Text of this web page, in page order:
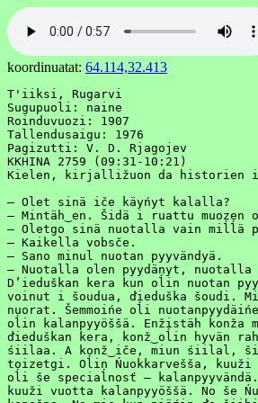
koordinuatat: 64.114,32.413
T'iiksi, Rugarvi
Sugupuoli: naine
Roinduvuozi: 1907
Tallendusaigu: 1976
Pagizutti: V. D. Rjagojev
KKHINA 2759 (09:31-10:21)
Kielen, kirjalližuon da historien
– Olet sinä iče käyńyt kalalla?
– Mintäh‿en. Šidä i ruattu muozen
– Oletgo sinä nuotalla vain miĺĺä
– Kaikella vobsče.
– Sano minul nuotan pyyvändyä.
– Nuotalla olen pyydänyt, nuotalla
D’ieduškan kera kun oĺin nuotan
voinut i šoudua, ďieduška šoudi.
nuorat. Šemmoińe oĺi
oĺin kalanpyyöššä. Enžistäh konža
ďieduškan kera, konž‿oĺin hyvän
śiilaa. A konž‿iče, miun śiilal,
toizetgi. Oĺin Ńuokkarvešša,
oĺi še speciaĺnosť –
kuuži vuotta kalanpyyöššä. No še